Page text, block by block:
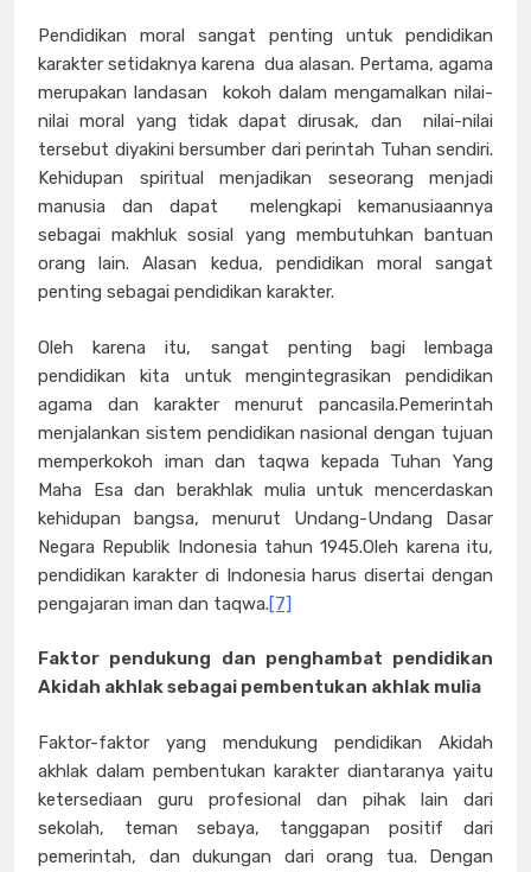
Pendidikan moral sangat penting untuk pendidikan
karakter setidaknya karena dua alasan. Pertama, agama
merupakan landasan kokoh dalam mengamalkan nilai-
nilai moral yang tidak dapat dirusak, dan nilai-nilai
tersebut diyakini bersumber dari perintah Tuhan sendiri.
Kehidupan spiritual menjadikan seseorang menjadi
manusia dan dapat melengkapi kemanusiaannya
sebagai makhluk sosial yang membutuhkan bantuan
orang lain. Alasan kedua, pendidikan moral sangat
penting sebagai pendidikan karakter.
Oleh karena itu, sangat penting bagi lembaga
pendidikan kita untuk mengintegrasikan pendidikan
agama dan karakter menurut pancasila.Pemerintah
menjalankan sistem pendidikan nasional dengan tujuan
memperkokoh iman dan taqwa kepada Tuhan Yang
Maha Esa dan berakhlak mulia untuk mencerdaskan
kehidupan bangsa, menurut Undang-Undang Dasar
Negara Republik Indonesia tahun 1945.Oleh karena itu,
pendidikan karakter di Indonesia harus disertai dengan
pengajaran iman dan taqwa.[7]
Faktor pendukung dan penghambat pendidikan
Akidah akhlak sebagai pembentukan akhlak mulia
Faktor-faktor yang mendukung pendidikan Akidah
akhlak dalam pembentukan karakter diantaranya yaitu
ketersediaan guru profesional dan pihak lain dari
sekolah, teman sebaya, tanggapan positif dari
pemerintah, dan dukungan dari orang tua. Dengan